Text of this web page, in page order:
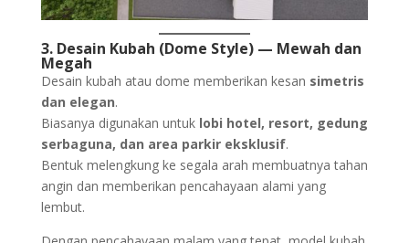
3. Desain Kubah (Dome Style) — Mewah dan
Megah
Desain kubah atau dome memberikan kesan simetris
dan elegan.
Biasanya digunakan untuk lobi hotel, resort, gedung
serbaguna, dan area parkir eksklusif.
Bentuk melengkung ke segala arah membuatnya tahan
angin dan memberikan pencahayaan alami yang
lembut.